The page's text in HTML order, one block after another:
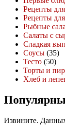
Рецепты
Рецепты
Рыбные
Салаты с
Сладкая
Соусы (35)
Тесто (50)
Торты и
Хлеб и
Извините.